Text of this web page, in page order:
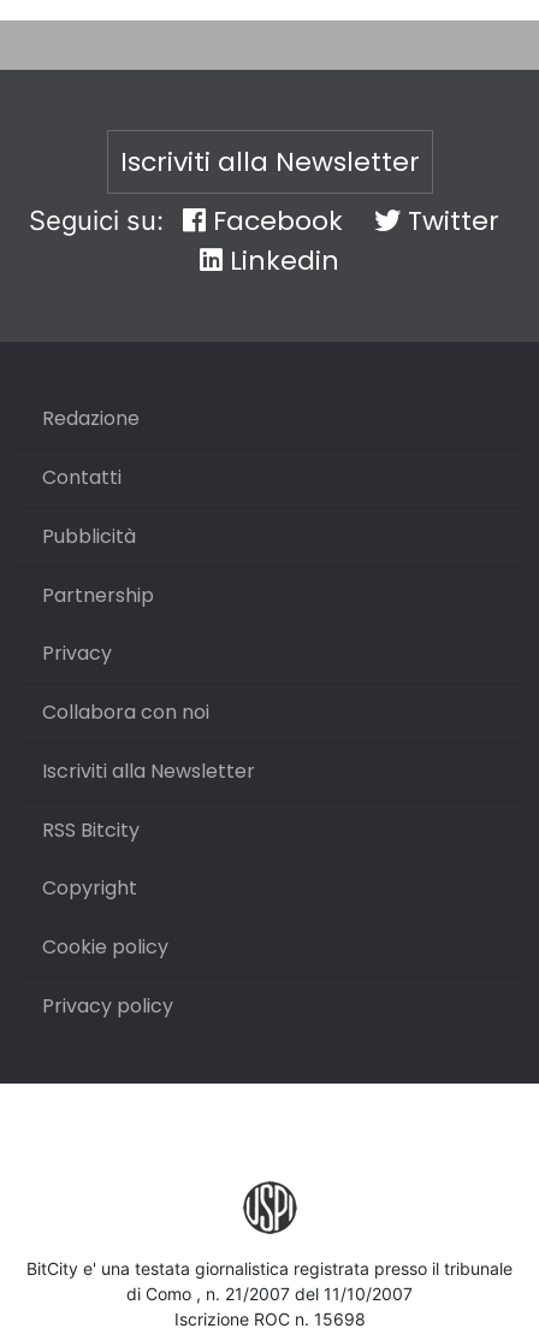
Iscriviti alla Newsletter
Seguici su: Facebook
Twitter
Linkedin
Redazione
Contatti
Pubblicità
Partnership
Privacy
Collabora con noi
Iscriviti alla Newsletter
RSS Bitcity
Copyright
Cookie policy
Privacy policy
BitCity e' una testata giornalistica registrata presso il tribunale
di Como , n. 21/2007 del 11/10/2007
Iscrizione ROC n. 15698